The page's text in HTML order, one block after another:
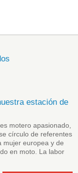
estación de
motero apasionado,
círculo de referentes
mujer europea y de
en moto. La labor